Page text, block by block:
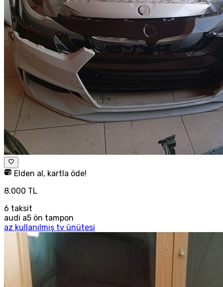
Elden al, kartla öde!
8.000 TL
6 taksit
audi a5 ön tampon
az kullanılmış tv ünütesi